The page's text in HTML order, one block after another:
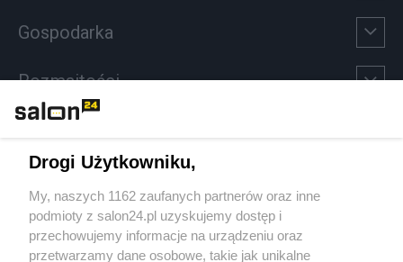
Gospodarka
Rozmaitości
Sport
Społeczeństwo
Drogi Użytkowniku,
My, naszych 1162 zaufanych partnerów oraz inne
podmioty z salon24.pl uzyskujemy dostęp i
przechowujemy informacje na urządzeniu oraz
przetwarzamy dane osobowe, takie jak unikalne